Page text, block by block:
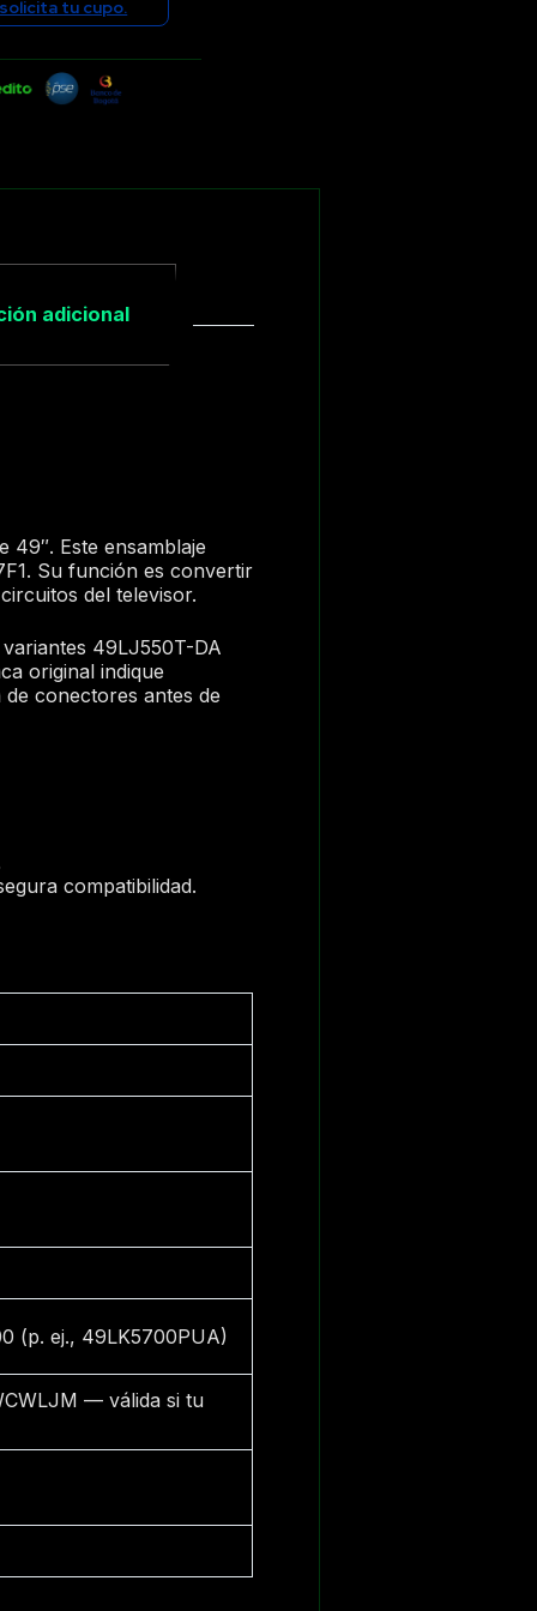
solicita tu cupo.
adicional
49″. Este ensamblaje
Su función es convertir
del televisor.
49LJ550T-DA
original indique
conectores antes de
compatibilidad.
(p. ej., 49LK5700PUA)
— válida si tu